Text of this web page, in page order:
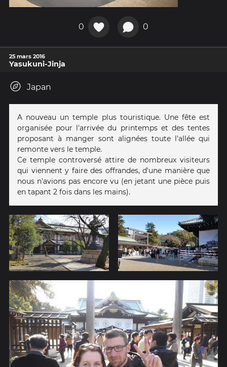
0 0
25 mars 2016
Yasukuni-Jinja
Japan
A nouveau un temple plus touristique. Une fête est
organisée pour l'arrivée du printemps et des tentes
proposant à manger sont alignées toute l'allée qui
remonte vers le temple.
Ce temple controversé attire de nombreux visiteurs
qui viennent y faire des offrandes, d'une manière que
nous n'avions pas encore vu (en jetant une pièce puis
en tapant 2 fois dans les mains).